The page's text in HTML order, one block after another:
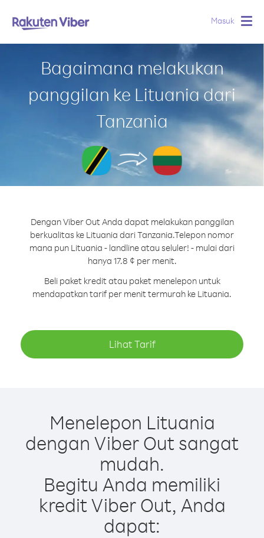
Masuk
Bagaimana melakukan
panggilan ke Lituania dari
Tanzania
Dengan Viber Out Anda dapat melakukan panggilan
berkualitas ke Lituania dari Tanzania.Telepon nomor
mana pun Lituania - landline atau seluler! - mulai dari
hanya 17.8 ¢ per menit.
Beli paket kredit atau paket menelepon untuk
mendapatkan tarif per menit termurah ke Lituania.
Lihat Tarif
Menelepon Lituania
dengan Viber Out sangat
mudah.
Begitu Anda memiliki
kredit Viber Out, Anda
dapat: